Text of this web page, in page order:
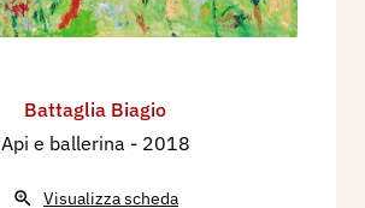
Battaglia Biagio
Api e ballerina - 2018
Visualizza scheda